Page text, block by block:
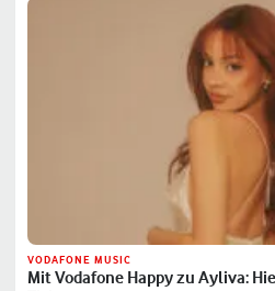
VODAFONE MUSIC
Mit Vodafone Happy zu Ayliva: